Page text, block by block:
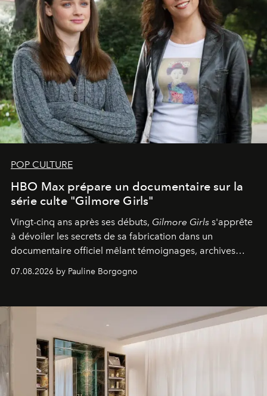
POP CULTURE
HBO Max prépare un documentaire sur la
série culte "Gilmore Girls"
Vingt-cinq ans après ses débuts, Gilmore Girls s'apprête
à dévoiler les secrets de sa fabrication dans un
documentaire officiel mêlant témoignages, archives
générationnel.
07.08.2026 by Pauline Borgogno